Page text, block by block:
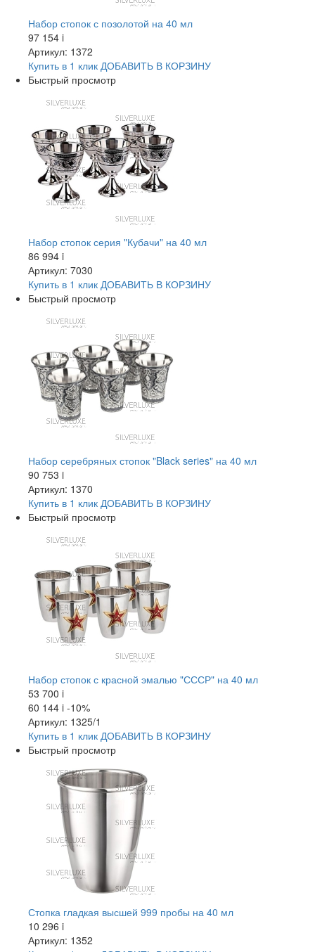
Набор стопок с позолотой на 40 мл
97 154 i
Артикул: 1372
Купить в 1 клик ДОБАВИТЬ В КОРЗИНУ
Быстрый просмотр
Набор стопок серия "Кубачи" на 40 мл
86 994 i
Артикул: 7030
Купить в 1 клик ДОБАВИТЬ В КОРЗИНУ
Быстрый просмотр
Набор серебряных стопок "Black series" на 40 мл
90 753 i
Артикул: 1370
Купить в 1 клик ДОБАВИТЬ В КОРЗИНУ
Быстрый просмотр
Набор стопок с красной эмалью "СССР" на 40 мл
53 700 i
60 144 i -10%
Артикул: 1325/1
Купить в 1 клик ДОБАВИТЬ В КОРЗИНУ
Быстрый просмотр
Стопка гладкая высшей 999 пробы на 40 мл
10 296 i
Артикул: 1352